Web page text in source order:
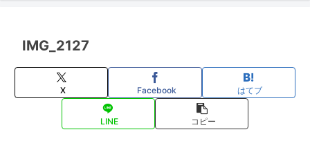
IMG_2127
X Facebook はてブ
LINE コピー